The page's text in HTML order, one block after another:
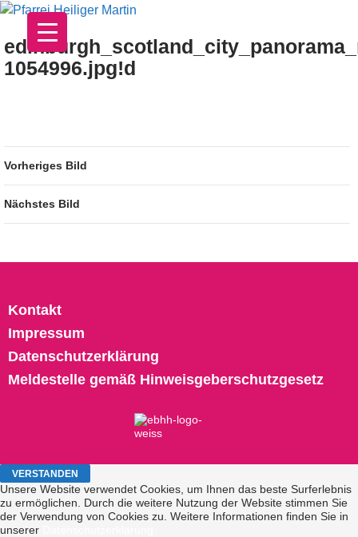
Zum
springen
1054996.jpg!d
Vorheriges Bild
Nächstes Bild
Kontakt
Impressum
Datenschutzerklärung
Meldestelle gemäß Hinweisgeberschutzgesetz
Unsere Website verwendet Cookies, um Ihnen das beste Surferlebnis
zu ermöglichen. Durch die weitere Nutzung der Website stimmen Sie
der Verwendung von Cookies zu. Weitere Informationen finden Sie in
unserer